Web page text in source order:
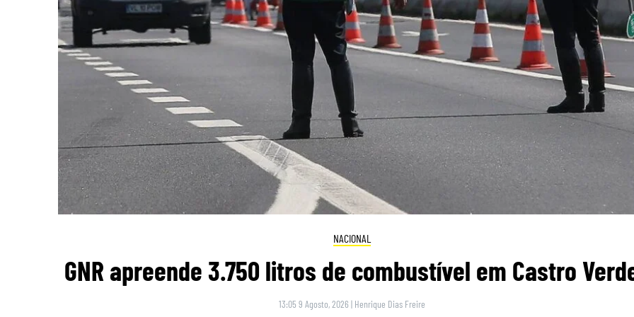
NACIONAL
GNR apreende 3.750 litros de combustível em Castro
13:05 9 Agosto, 2026 | Henrique Dias Freire